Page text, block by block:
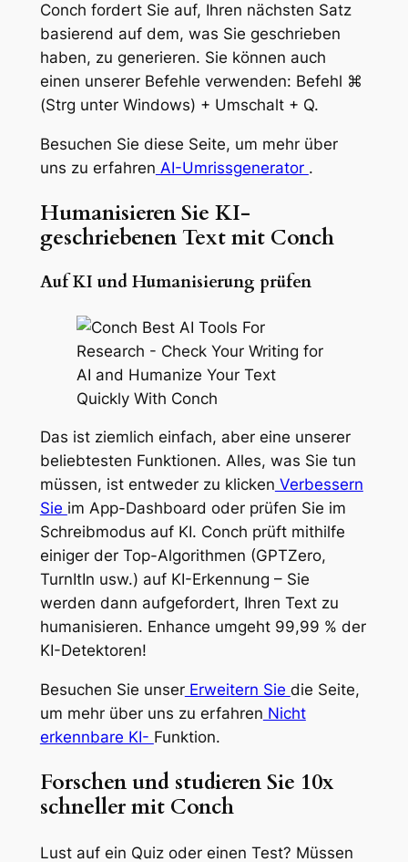
Conch fordert Sie auf, Ihren nächsten Satz
basierend auf dem, was Sie geschrieben
haben, zu generieren. Sie können auch
einen unserer Befehle verwenden: Befehl ⌘
(Strg unter Windows) + Umschalt + Q.
Besuchen Sie diese Seite, um mehr über
uns zu erfahren AI-Umrissgenerator .
Humanisieren Sie KI-
geschriebenen Text mit Conch
Auf KI und Humanisierung prüfen
Das ist ziemlich einfach, aber eine unserer
beliebtesten Funktionen. Alles, was Sie tun
müssen, ist entweder zu klicken Verbessern
Sie im App-Dashboard oder prüfen Sie im
Schreibmodus auf KI. Conch prüft mithilfe
einiger der Top-Algorithmen (GPTZero,
TurnItIn usw.) auf KI-Erkennung – Sie
werden dann aufgefordert, Ihren Text zu
humanisieren. Enhance umgeht 99,99 % der
KI-Detektoren!
Besuchen Sie unserErweitern Sie die Seite,
um mehr über uns zu erfahren Nicht
erkennbare KI- Funktion.
Forschen und studieren Sie 10x
schneller mit Conch
Lust auf ein Quiz oder einen Test? Müssen